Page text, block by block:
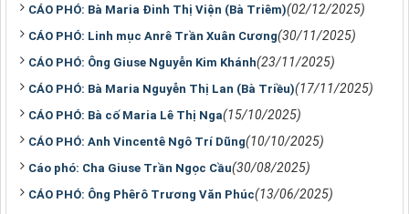
CÁO PHÓ: Bà Maria Đinh Thị Viện (Bà Triêm)(02/12/2025)
CÁO PHÓ: Linh mục Anrê Trần Xuân Cương(30/11/2025)
CÁO PHÓ: Ông Giuse Nguyễn Kim Khánh(23/11/2025)
CÁO PHÓ: Bà Maria Nguyễn Thị Lan (Bà Triều)(17/11/2025)
CÁO PHÓ: Bà cố Maria Lê Thị Nga(15/10/2025)
CÁO PHÓ: Anh Vincentê Ngô Trí Dũng(10/10/2025)
Cáo phó: Cha Giuse Trần Ngọc Cầu(30/08/2025)
CÁO PHÓ: Ông Phêrô Trương Văn Phúc(13/06/2025)